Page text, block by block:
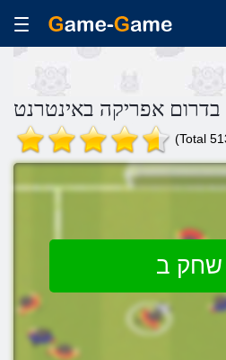
אפריקה באינטרנט
(Total